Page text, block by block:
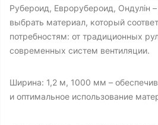
Рубероид, Еврорубероид, Ондулін
выбрать материал, который
потребностям: от традиционных
современных систем вентиляции.
Ширина: 1,2 м, 1000 мм –
и оптимальное использование